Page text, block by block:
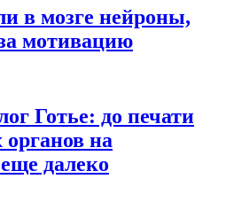
в мозге нейроны,
мотивацию
Готье: до печати
органов на
далеко